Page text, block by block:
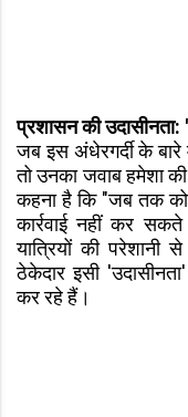
प्रशासन की
जब इस अंधेरगर्दी के
तो उनका जवाब हमेशा
कहना है कि "जब तक
कार्रवाई नहीं कर
यात्रियों की परेशानी
ठेकेदार इसी
कर रहे हैं।